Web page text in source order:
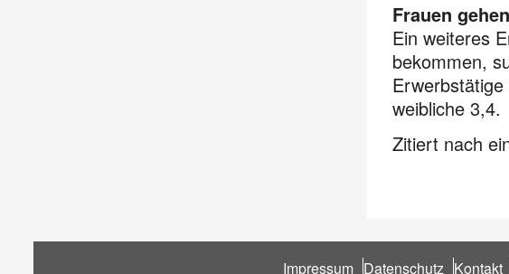
Frauen
Ein weiteres
bekommen,
weibliche 3,4.
Zitiert nach
Impressum Datenschutz Kontakt